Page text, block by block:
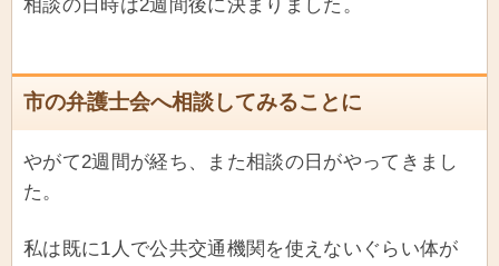
相談の日時は2週間後に決まりました。
市の弁護士会へ相談してみることに
やがて2週間が経ち、また相談の日がやってきまし
た。
私は既に1人で公共交通機関を使えないぐらい体が